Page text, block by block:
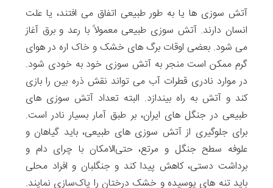
آتش سوزی ها یا به طور طبیعی اتفاق می افتند، یا علت
انسان دارند. آتش سوزی طبیعی معمولاً با رعد و برق آغاز
می شود. بعضی اوقات برگ های خشک و خاک اره در هوای
گرم ممکن است منجر به آتش سوزی خود به خودی شود.
در موارد نادری قطرات آب می تواند نقش ذره بین را بازی
کند و آتش به راه بیندازد. البته تعداد آتش سوزی های
طبیعی در جنگل های ایران، بر طبق آمار بسیار نادر است.
برای جلوگیری از آتش سوزی های طبیعی، باید گیاهان و
علوفه سطح جنگل و مرتع، حتی‌الامکان با چرای دام و
برداشت دستی، کاهش پیدا کند و جنگلبان و افراد محلی
باید تنه‌ های پوسیده و خشک درختان را پاک‌سازی نمایند.